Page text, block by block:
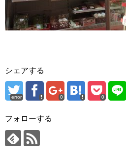
シェアする
error 0 0
フォローする